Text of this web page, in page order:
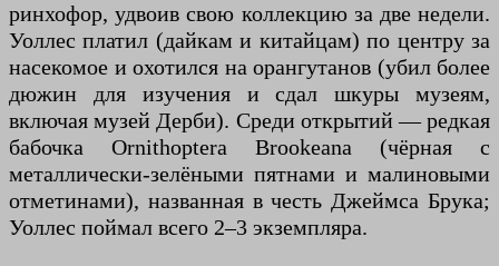
ринхофор, удвоив свою коллекцию за две недели.
Уоллес платил (дайкам и китайцам) по центру за
насекомое и охотился на орангутанов (убил более
дюжин для изучения и сдал шкуры музеям,
включая музей Дерби). Среди открытий — редкая
бабочка Ornithoptera Brookeana (чёрная с
металлически-зелёными пятнами и малиновыми
отметинами), названная в честь Джеймса Брука;
Уоллес поймал всего 2–3 экземпляра.